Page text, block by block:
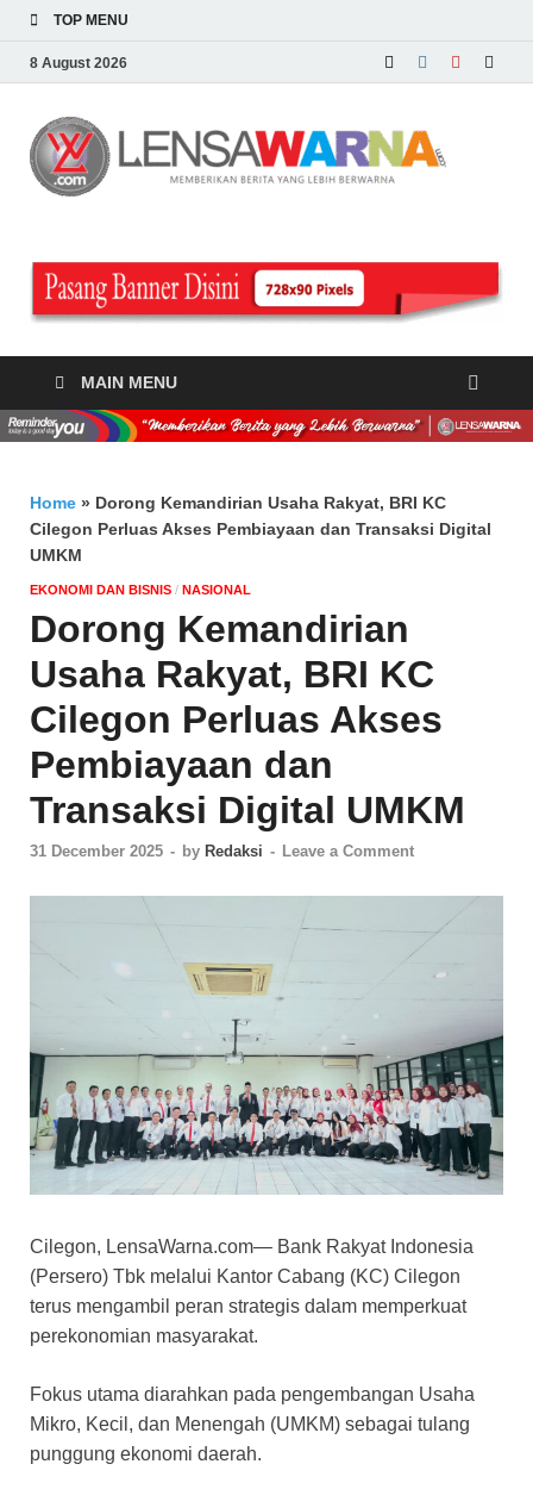
TOP MENU
8 August 2026
MAIN MENU
Home » Dorong Kemandirian Usaha Rakyat, BRI KC
Cilegon Perluas Akses Pembiayaan dan Transaksi Digital
UMKM
EKONOMI DAN BISNIS / NASIONAL
Dorong Kemandirian
Usaha Rakyat, BRI KC
Cilegon Perluas Akses
Pembiayaan dan
Transaksi Digital UMKM
31 December 2025 - by Redaksi - Leave a Comment
Cilegon, LensaWarna.com— Bank Rakyat Indonesia
(Persero) Tbk melalui Kantor Cabang (KC) Cilegon
terus mengambil peran strategis dalam memperkuat
perekonomian masyarakat.
Fokus utama diarahkan pada pengembangan Usaha
Mikro, Kecil, dan Menengah (UMKM) sebagai tulang
punggung ekonomi daerah.